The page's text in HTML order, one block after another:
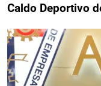
Caldo Deportivo